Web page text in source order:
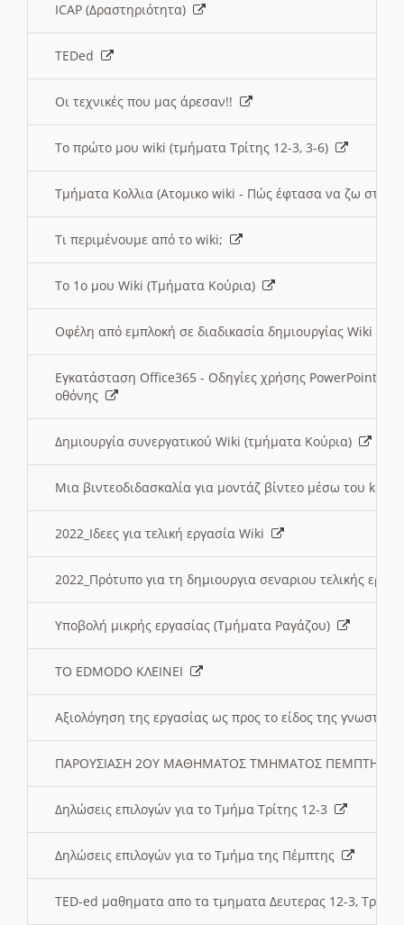
ICAP (Δραστηριότητα)
TEDed
Οι τεχνικές που μας άρεσαν!!
Το πρώτο μου wiki (τμήματα Τρίτης 12-3, 3-6)
Τμήματα Κολλια (Ατομικο wiki - Πώς έφτασα να ζω στην
Τι περιμένουμε από το wiki;
Το 1ο μου Wiki (Τμήματα Κούρια)
Οφέλη από εμπλοκή σε διαδικασία δημιουργίας Wiki
Εγκατάσταση Office365 - Οδηγίες χρήσης PowerPoint
οθόνης
Δημιουργία συνεργατικού Wiki (τμήματα Κούρια)
Μια βιντεοδιδασκαλία για μοντάζ βίντεο μέσω του
2022_Ιδεες για τελική εργασία Wiki
2022_Πρότυπο για τη δημιουργια σεναριου τελικής
Υποβολή μικρής εργασίας (Τμήματα Ραγάζου)
ΤΟ EDMODO ΚΛΕΙΝΕΙ
Αξιολόγηση της εργασίας ως προς το είδος της
ΠΑΡΟΥΣΙΑΣΗ 2ΟΥ ΜΑΘΗΜΑΤΟΣ ΤΜΗΜΑΤΟΣ
Δηλώσεις επιλογών για το Τμήμα Τρίτης 12-3
Δηλώσεις επιλογών για το Τμήμα της Πέμπτης
TED-ed μαθηματα απο τα τμηματα Δευτερας 12-3,